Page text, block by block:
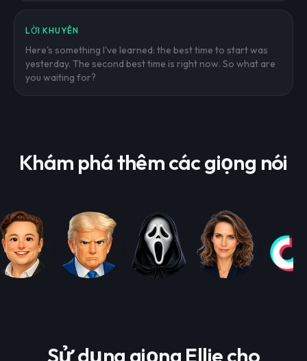
LỜI KHUYÊN
Here's something I've learned: the best time to start was
yesterday. The second best time is right now. So what are
you waiting for?
Khám phá thêm các giọng nói
Sử dụng giọng Ellie cho